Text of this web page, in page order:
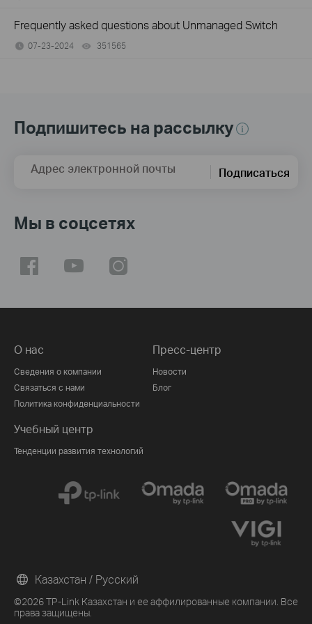
Frequently asked questions about Unmanaged Switch
07-23-2024 351565
Подпишитесь на рассылку
Адрес электронной почты Подписаться
Мы в соцсетях
О нас
Сведения о компании
Связаться с нами
Политика конфиденциальности
Пресс-центр
Новости
Блог
Учебный центр
Тенденции развития технологий
©2026 TP-Link Казахстан и ее аффилированные компании. Все
права защищены.
Казахстан / Русский